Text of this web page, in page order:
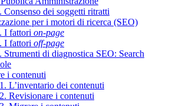
Consenso dei soggetti ritratti
per i motori di ricerca (SEO)
I fattori on-page
I fattori off-page
Strumenti di diagnostica SEO: Search
i contenuti
L’inventario dei contenuti
Revisionare i contenuti